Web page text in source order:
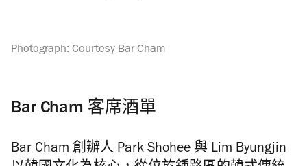
Photograph: Courtesy Bar Cham
Bar Cham 客席酒單
Bar Cham 創辦人 Park Shohee 與 Lim Byungjin